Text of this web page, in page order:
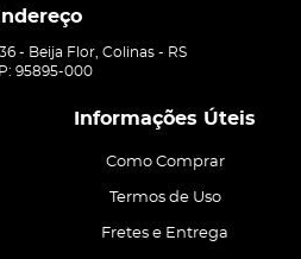
- Beija Flor, Colinas - RS
95895-000
Informações Úteis
Como Comprar
Termos de Uso
Fretes e Entrega